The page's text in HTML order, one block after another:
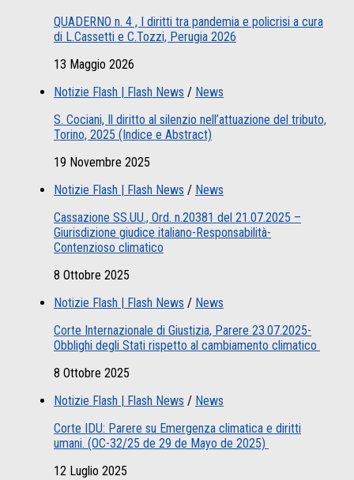
QUADERNO n. 4 , I diritti tra pandemia e policrisi a cura
di L.Cassetti e C.Tozzi, Perugia 2026
13 Maggio 2026
Notizie Flash | Flash News / News
S. Cociani, Il diritto al silenzio nell’attuazione del tributo,
Torino, 2025 (Indice e Abstract)
19 Novembre 2025
Notizie Flash | Flash News / News
Cassazione SS.UU., Ord. n.20381 del 21.07.2025 –
Giurisdizione giudice italiano-Responsabilità-
Contenzioso climatico
8 Ottobre 2025
Notizie Flash | Flash News / News
Corte Internazionale di Giustizia, Parere 23.07.2025-
Obblighi degli Stati rispetto al cambiamento climatico
8 Ottobre 2025
Notizie Flash | Flash News / News
Corte IDU: Parere su Emergenza climatica e diritti
umani. (OC-32/25 de 29 de Mayo de 2025)
12 Luglio 2025